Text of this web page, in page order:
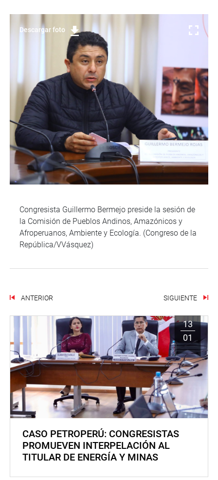
Descargar foto
Congresista Guillermo Bermejo preside la sesión de
la Comisión de Pueblos Andinos, Amazónicos y
Afroperuanos, Ambiente y Ecología. (Congreso de la
República/VVásquez)
ANTERIOR SIGUIENTE
13
01
CASO PETROPERÚ: CONGRESISTAS
PROMUEVEN INTERPELACIÓN AL
TITULAR DE ENERGÍA Y MINAS